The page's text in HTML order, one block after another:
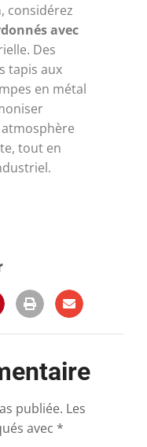
considérez
avec
Des
tapis aux
en métal
atmosphère
tout en
publiée. Les
avec *